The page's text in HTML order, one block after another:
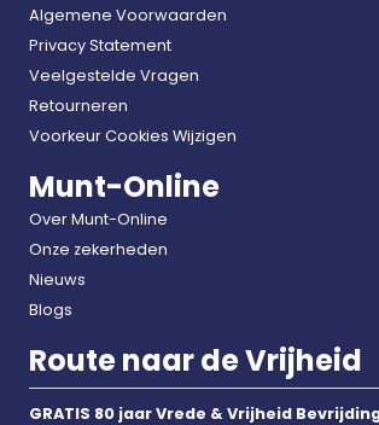
Algemene Voorwaarden
Privacy Statement
Veelgestelde Vragen
Retourneren
Voorkeur Cookies Wijzigen
Munt-Online
Over Munt-Online
Onze zekerheden
Nieuws
Blogs
Route naar de Vrijheid
GRATIS 80 jaar Vrede & Vrijheid